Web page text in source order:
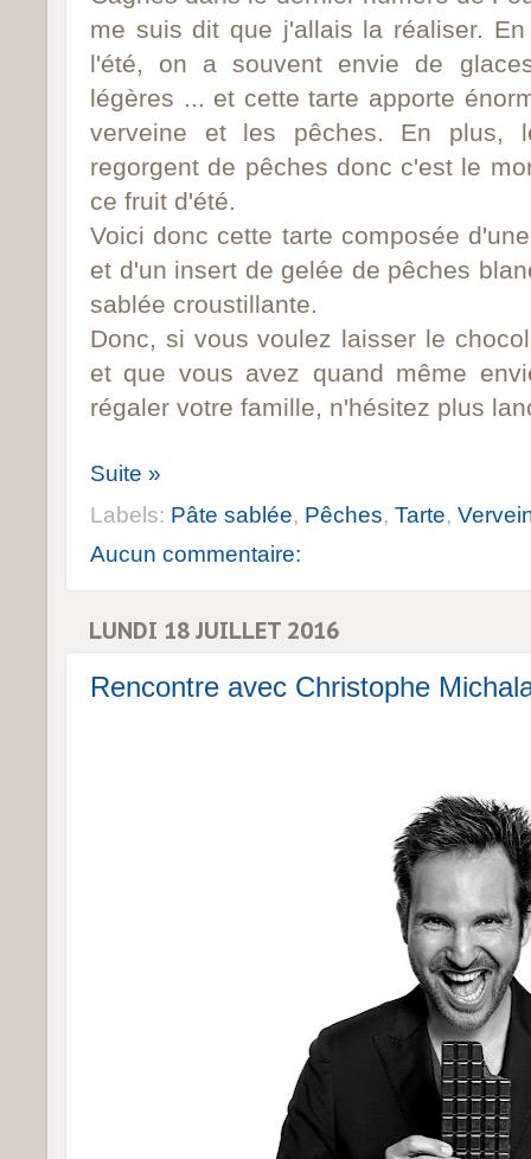
me suis dit que j'allais la réaliser.
l'été, on a souvent envie de
légères ... et cette tarte apporte
verveine et les pêches. En plus,
regorgent de pêches donc c'est le
ce fruit d'été.
Voici donc cette tarte composée
et d'un insert de gelée de pêches
sablée croustillante.
Donc, si vous voulez laisser le
et que vous avez quand même
régaler votre famille, n'hésitez plus
Suite »
Labels: Pâte sablée, Pêches, Tarte,
Aucun commentaire:
LUNDI 18 JUILLET 2016
Rencontre avec Christophe